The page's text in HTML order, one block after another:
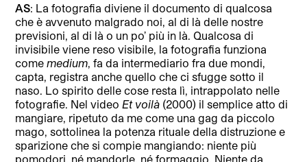
AS: La fotografia diviene il documento di qualcosa
che è avvenuto malgrado noi, al di là delle nostre
previsioni, al di là o un po’ più in là. Qualcosa di
invisibile viene reso visibile, la fotografia funziona
comemedium , fa da intermediario fra due mondi,
capta, registra anche quello che ci sfugge sotto il
naso. Lo spirito delle cose resta lì, intrappolato nelle
fotografie. Nel video Et voilà (2000) il semplice atto di
mangiare, ripetuto da me come una gag da piccolo
mago, sottolinea la potenza rituale della distruzione e
sparizione che si compie mangiando: niente più
pomodori, né mandorle, né formaggio. Niente da